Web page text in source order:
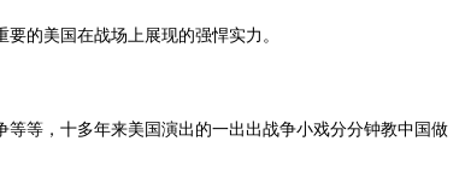
的美国在战场上展现的强悍实力。
等等，十多年来美国演出的一出出战争小戏分分钟教中国做